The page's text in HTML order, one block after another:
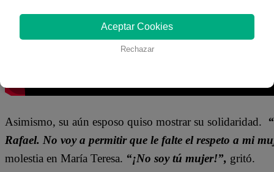
Asimismo, su aún esposo quiso mostrar su solidaridad.
Rafael. No voy a permitir que le falte el respeto a mi
molestia en María Teresa. “¡No soy tú mujer!”, gritó.
Aceptar Cookies
Rechazar